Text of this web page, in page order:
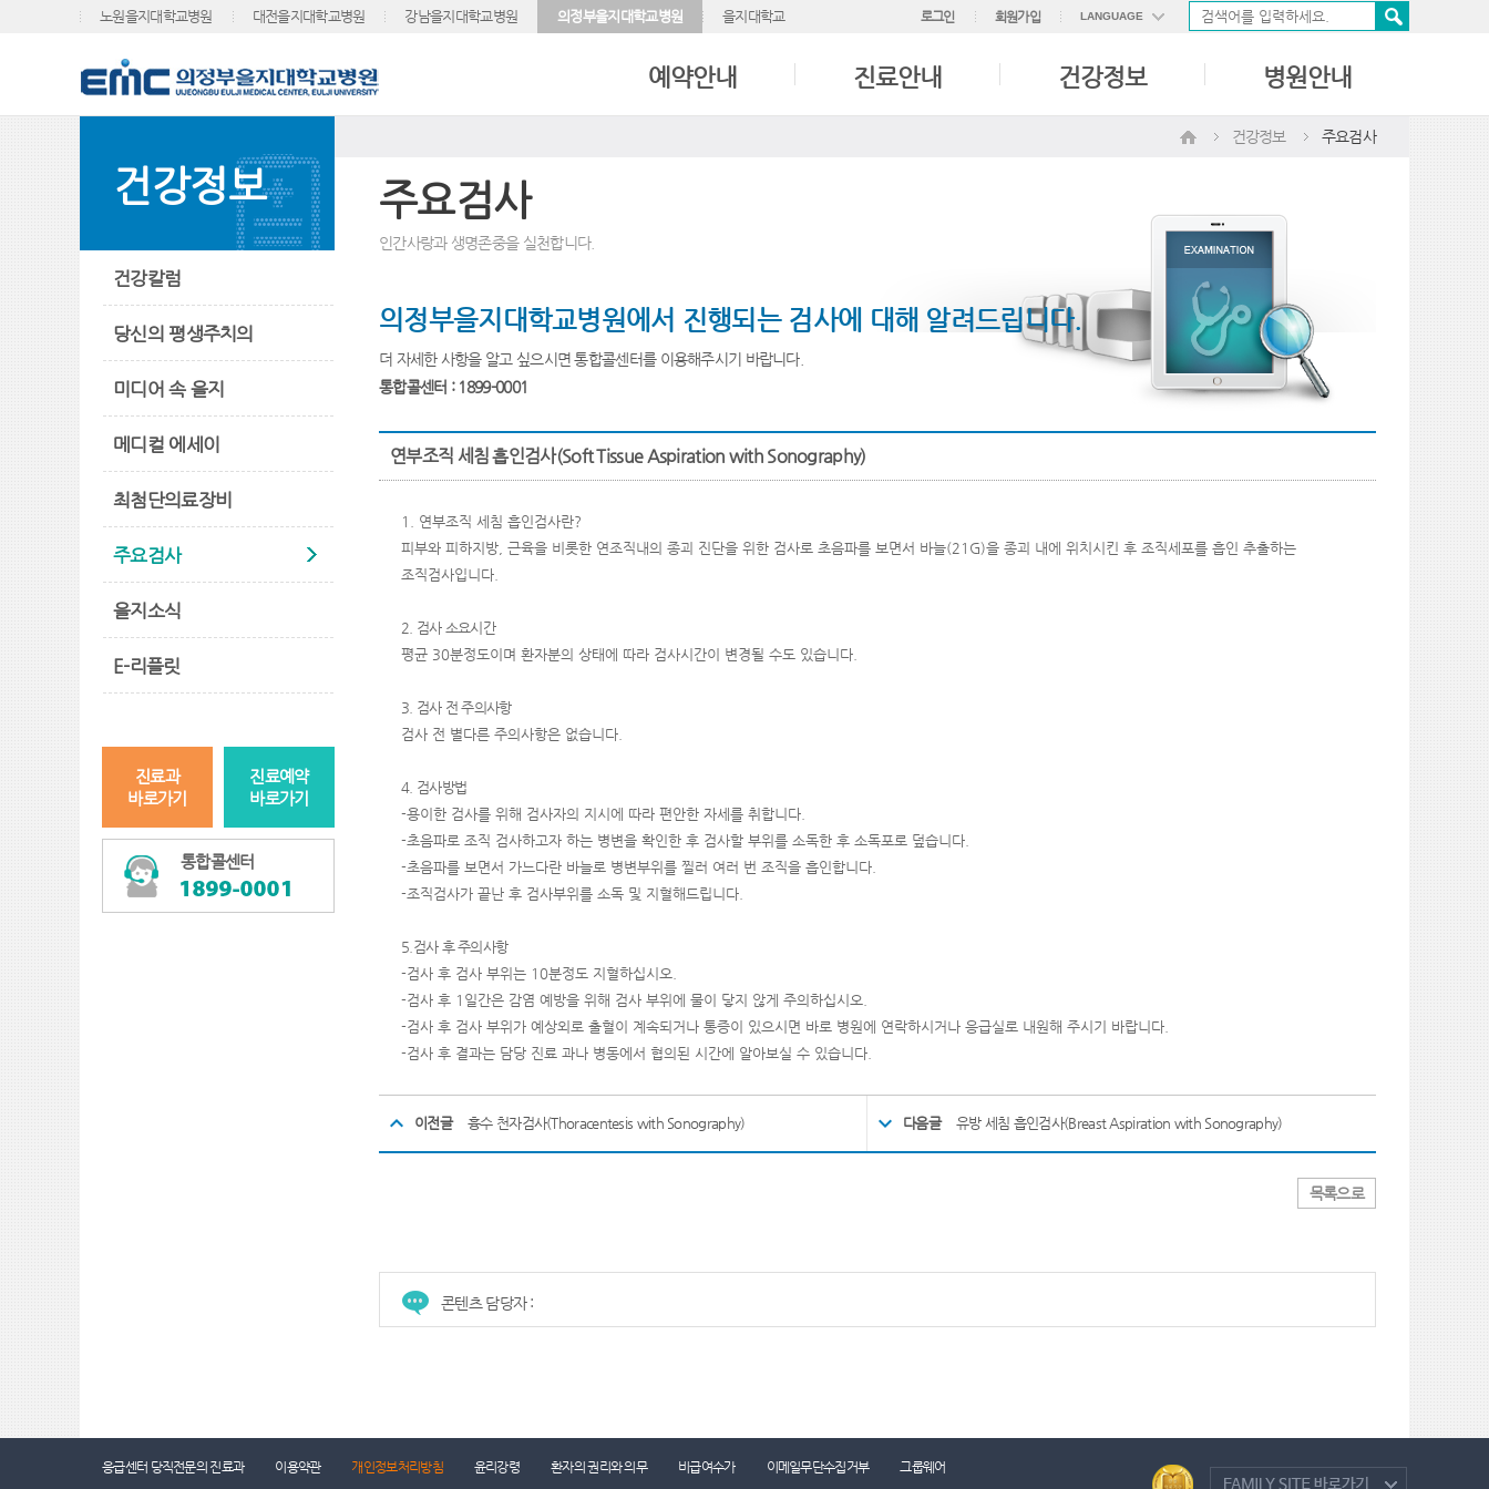
노원을지대학교병원 대전을지대학교병원 강남을지대학교병원 의정부을지대학교병원 을지대학교 로그인 회원가입 LANGUAGE
中國語
예약안내 진료안내 건강정보 병원안내
건강정보
건강칼럼
당신의 평생주치의
미디어 속 을지
메디컬 에세이
최첨단의료장비
주요검사
을지소식
E-리플릿
진료과
바로가기
진료예약
바로가기
통합콜센터
건강정보 주요검사
주요검사
인간사랑과 생명존중을 실천합니다.
의정부을지대학교병원에서 진행되는 검사에 대해 알려드립니다.
더 자세한 사항을 알고 싶으시면 통합콜센터를 이용해주시기 바랍니다.
통합콜센터 : 1899-0001
연부조직 세침 흡인검사(Soft Tissue Aspiration with Sonography)
1. 연부조직 세침 흡인검사란?
피부와 피하지방 근육을 비롯한 연조직내의 종괴 진단을 위한 검사로 초음파를 보면서 바늘(21G)을 종괴 내에 위치시킨 후 조직세포를 흡인 추출하는
조직검사입니다
2. 검사 소요시간
평균 30분정도이며 환자분의 상태에 따라 검사시간이 변경될 수도 있습니다
3. 검사 전 주의사항
검사 전 별다른 주의사항은 없습니다
4. 검사방법
-용이한 검사를 위해 검사자의 지시에 따라 편안한 자세를 취합니다
-초음파로 조직 검사하고자 하는 병변을 확인한 후 검사할 부위를 소독한 후 소독포로 덮습니다
-초음파를 보면서 가느다란 바늘로 병변부위를 찔러 여러 번 조직을 흡인합니다
-조직검사가 끝난 후 검사부위를 소독 및 지혈해드립니다
5. 검사 후 주의사항
-검사 후 검사 부위는 10분정도 지혈하십시오
-검사 후 1 일간은 감염 예방을 위해 검사 부위에 물이 닿지 않게 주의하십시오
-검사 후 검사 부위가 예상외로 출혈이 계속되거나 통증이 있으시면 바로 병원에 연락하시거나 응급실로 내원해 주시기 바랍니다
-검사 후 결과는 담당 진료 과나 병동에서 협의된 시간에 알아보실 수 있습니다
이전글 흉수 천자검사(Thoracentesis with Sonography) 다음글 유방 세침 흡인검사(Breast Aspiration with Sonography)
목록으로
콘텐츠 담당자 :
응급센터 당직전문의 진료과 이용약관 개인정보처리방침 윤리강령 환자의 권리와 의무 비급여수가 이메일무단수집거부 그룹웨어